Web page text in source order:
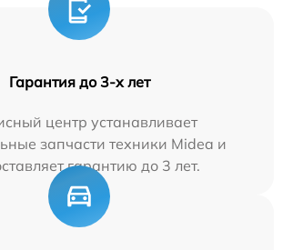
Гарантия до 3-х лет
центр устанавливает
запчасти техники Midea и
гарантию до 3 лет.